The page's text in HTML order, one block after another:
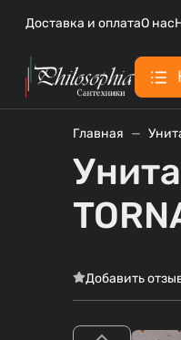
Доставка и оплатаО нас
Главная
Добавить